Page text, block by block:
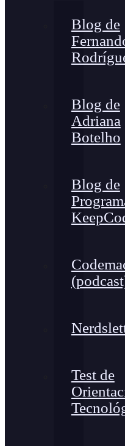
Blog de
Blog de
Adriana
Botelho
Blog de
Test de